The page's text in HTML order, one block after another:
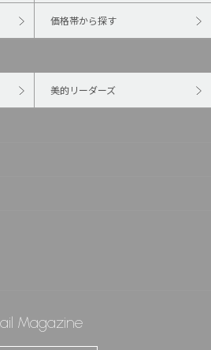
価格帯から探す
美的リーダーズ
Magazine